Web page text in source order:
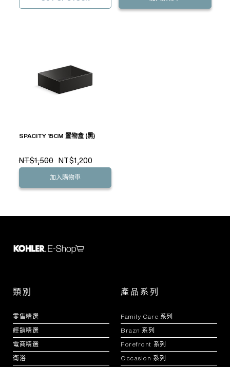
SPACITY 15CM 置物盒 (黑)
NT$1,500 NT$1,200
加入購物車
類別
零售精選
經銷精選
電商精選
衛浴
產品系列
Family Care 系列
Brazn 系列
Forefront 系列
Occasion 系列